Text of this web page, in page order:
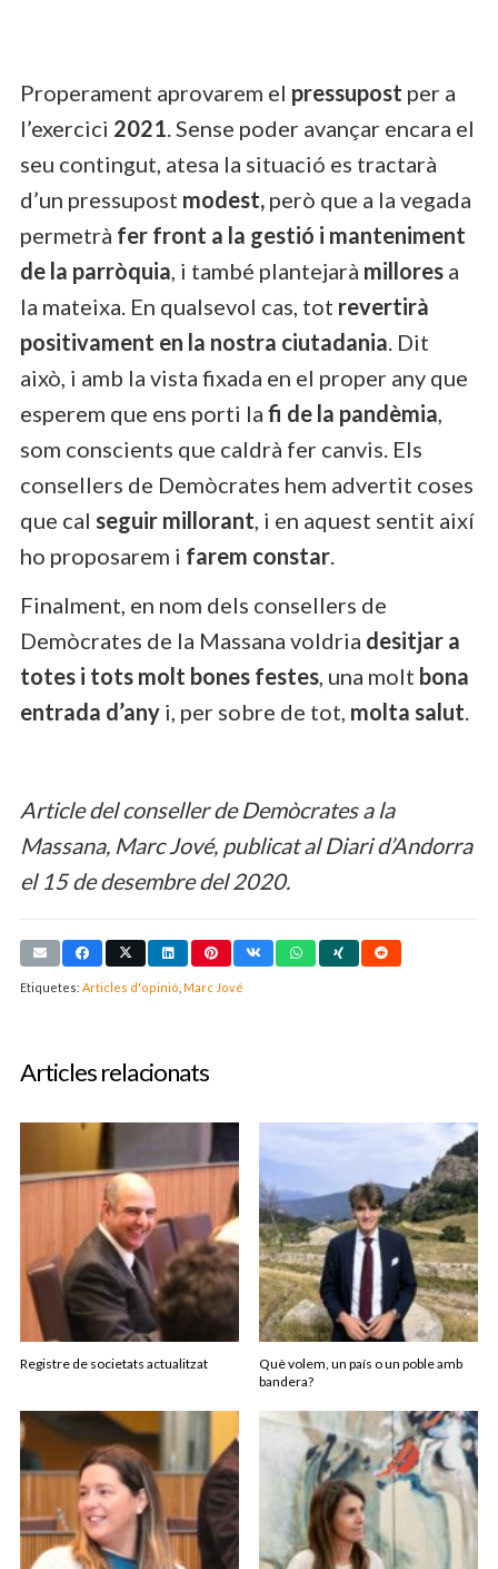
Properament aprovarem el pressupost per a
l’exercici 2021. Sense poder avançar encara el
seu contingut, atesa la situació es tractarà
d’un pressupost modest, però que a la vegada
permetrà fer front a la gestió i manteniment
de la parròquia, i també plantejarà millores a
la mateixa. En qualsevol cas, tot revertirà
positivament en la nostra ciutadania. Dit
això, i amb la vista fixada en el proper any que
esperem que ens porti la fi de la pandèmia,
som conscients que caldrà fer canvis. Els
consellers de Demòcrates hem advertit coses
que cal seguir millorant, i en aquest sentit així
ho proposarem i farem constar.
Finalment, en nom dels consellers de
Demòcrates de la Massana voldria desitjar a
totes i tots molt bones festes, una molt bona
entrada d’any i, per sobre de tot, molta salut.
Article del conseller de Demòcrates a la
Massana, Marc Jové, publicat al Diari d’Andorra
el 15 de desembre del 2020.
Etiquetes: Articles d'opinió Marc Jové
Articles relacionats
Registre de societats actualitzat
Què volem, un país o un poble amb
bandera?